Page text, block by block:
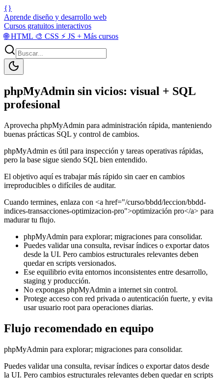
{}
Aprende diseño y desarrollo web
Cursos gratuitos interactivos
🌐HTML 🎨 CSS ⚡ JS + Más cursos
phpMyAdmin sin vicios: visual + SQL
profesional
Aprovecha phpMyAdmin para administración rápida, manteniendo
buenas prácticas SQL y control de cambios.
phpMyAdmin es útil para inspección y tareas operativas rápidas,
pero la base sigue siendo SQL bien entendido.
El objetivo aquí es trabajar más rápido sin caer en cambios
irreproducibles o difíciles de auditar.
Cuando termines, enlaza con <a href="/curso/bbdd/leccion/bbdd-
indices-transacciones-optimizacion-pro">optimización pro</a> para
madurar tu flujo.
phpMyAdmin para explorar; migraciones para consolidar.
Puedes validar una consulta, revisar índices o exportar datos
desde la UI. Pero cambios estructurales relevantes deben
quedar en scripts versionados.
Ese equilibrio evita entornos inconsistentes entre desarrollo,
staging y producción.
No expongas phpMyAdmin a internet sin control.
Protege acceso con red privada o autenticación fuerte, y evita
usar usuario root para operaciones diarias.
Flujo recomendado en equipo
phpMyAdmin para explorar; migraciones para consolidar.
Puedes validar una consulta, revisar índices o exportar datos desde
la UI. Pero cambios estructurales relevantes deben quedar en scripts